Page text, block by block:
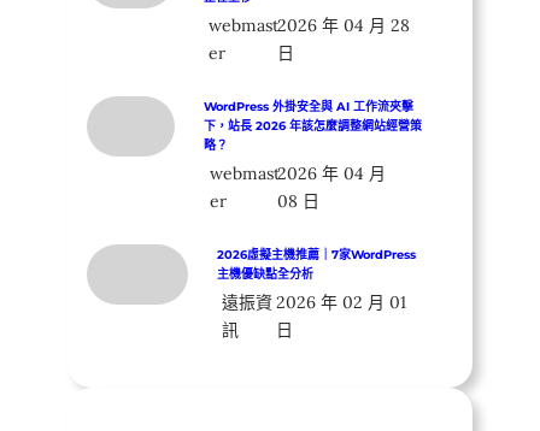
webmast
er
2026 年 04 月 28
日
WordPress 外掛安全與 AI 工作流夾擊
下，站長 2026 年該怎麼調整網站經營策
略？
webmast
er
2026 年 04 月
08 日
2026虛擬主機推薦｜7家WordPress
主機優缺點全分析
遠振資
訊
2026 年 02 月 01
日